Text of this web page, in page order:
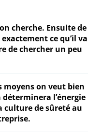
cherche. Ensuite de
ce qu’il va
de chercher un peu
on veut bien
l’énergie
culture de sûreté au